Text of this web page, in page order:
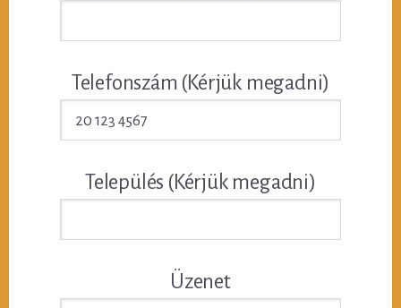
Telefonszám (Kérjük megadni)
Település (Kérjük megadni)
Üzenet